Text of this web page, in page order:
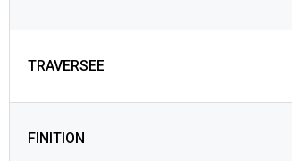
TRAVERSEE
FINITION